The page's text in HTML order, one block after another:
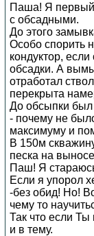
Паша! Я первый
с обсадными.
До этого
Особо спорить
кондуктор,
обсадки. А
отработал
перекрыта
До обсыпки был
- почему не
максимуму и
В 150м
песка на
Паш! Я
Если я упорол
-без обид! Но!
чему то
Так что если Ты
и в тему.